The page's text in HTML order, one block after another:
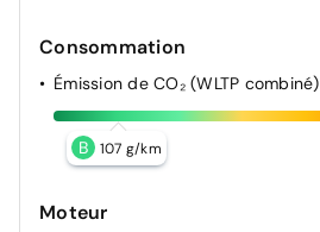
Consommation
Émission de CO₂ (WLTP combiné)
B 107 g/km
Moteur